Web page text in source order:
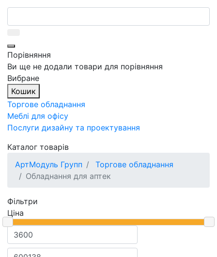
Порівняння
Ви ще не додали товари для порівняння
Вибране
Кошик
Торгове обладнання
Меблі для офісу
Послуги дизайну та проектування
Каталог товарів
АртМодуль Групп
Торгове обладнання
Обладнання для аптек
Фільтри
Ціна